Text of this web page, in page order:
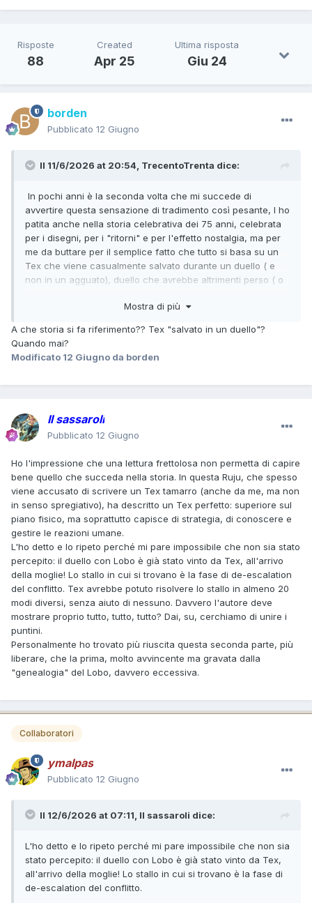
Risposte
88
Created
Apr 25
Ultima risposta
Giu 24
borden
Pubblicato 12 Giugno
Il 11/6/2026 at 20:54, TrecentoTrenta dice:
In pochi anni è la seconda volta che mi succede di
avvertire questa sensazione di tradimento così pesante, l ho
patita anche nella storia celebrativa dei 75 anni, celebrata
per i disegni, per i "ritorni" e per l'effetto nostalgia, ma per
me da buttare per il semplice fatto che tutto si basa su un
Tex che viene casualmente salvato durante un duello ( e
non in un agguato), duello che avrebbe altrimenti perso ( o
perso, e in modo netto rispetto a quello con Ruby Scott
averla interpretata male io, perché dopo averla letta non ho
più avuto la voglia di riprendere in mano l' albo
Mostra di più
A che storia si fa riferimento?? Tex "salvato in un duello"?
Quando mai?
Modificato 12 Giugno da borden
Il sassaroli
Pubblicato 12 Giugno
Ho l'impressione che una lettura frettolosa non permetta di capire
bene quello che succeda nella storia. In questa Ruju, che spesso
viene accusato di scrivere un Tex tamarro (anche da me, ma non
in senso spregiativo), ha descritto un Tex perfetto: superiore sul
piano fisico, ma soprattutto capisce di strategia, di conoscere e
gestire le reazioni umane.
L'ho detto e lo ripeto perché mi pare impossibile che non sia stato
percepito: il duello con Lobo è già stato vinto da Tex, all'arrivo
della moglie! Lo stallo in cui si trovano è la fase di de-escalation
del conflitto. Tex avrebbe potuto risolvere lo stallo in almeno 20
modi diversi, senza aiuto di nessuno. Davvero l'autore deve
mostrare proprio tutto, tutto, tutto? Dai, su, cerchiamo di unire i
puntini.
Personalmente ho trovato più riuscita questa seconda parte, più
liberare, che la prima, molto avvincente ma gravata dalla
"genealogia" del Lobo, davvero eccessiva.
Collaboratori
ymalpas
Pubblicato 12 Giugno
Il 12/6/2026 at 07:11, Il sassaroli dice:
L'ho detto e lo ripeto perché mi pare impossibile che non sia
stato percepito: il duello con Lobo è già stato vinto da Tex,
all'arrivo della moglie! Lo stallo in cui si trovano è la fase di
de-escalation del conflitto.